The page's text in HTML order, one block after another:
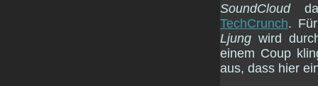
SoundCloud
TechCrunch.
Ljung wird
einem Coup
aus, dass hier